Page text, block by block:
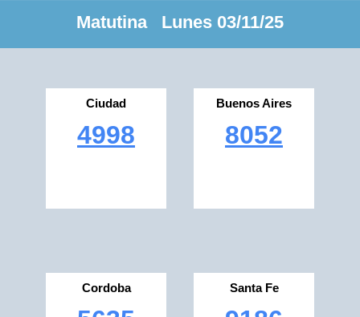
Matutina Lunes 03/11/25
Ciudad
4998
Buenos Aires
8052
Cordoba Santa Fe